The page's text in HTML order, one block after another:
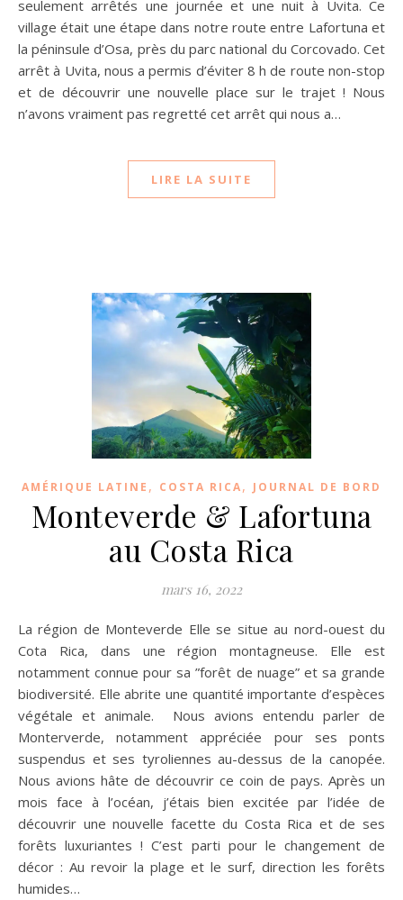
seulement arrêtés une journée et une nuit à Uvita. Ce
village était une étape dans notre route entre Lafortuna et
la péninsule d’Osa, près du parc national du Corcovado. Cet
arrêt à Uvita, nous a permis d’éviter 8 h de route non-stop
et de découvrir une nouvelle place sur le trajet ! Nous
n’avons vraiment pas regretté cet arrêt qui nous a…
LIRE LA SUITE
AMÉRIQUE LATINE , COSTA RICA, JOURNAL DE BORD
Monteverde & Lafortuna
au Costa Rica
mars 16, 2022
La région de Monteverde Elle se situe au nord-ouest du
Cota Rica, dans une région montagneuse. Elle est
notamment connue pour sa ”forêt de nuage” et sa grande
biodiversité. Elle abrite une quantité importante d’espèces
végétale et animale. Nous avions entendu parler de
Monterverde, notamment appréciée pour ses ponts
suspendus et ses tyroliennes au-dessus de la canopée.
Nous avions hâte de découvrir ce coin de pays. Après un
mois face à l’océan, j’étais bien excitée par l’idée de
découvrir une nouvelle facette du Costa Rica et de ses
forêts luxuriantes ! C’est parti pour le changement de
décor : Au revoir la plage et le surf, direction les forêts
humides…